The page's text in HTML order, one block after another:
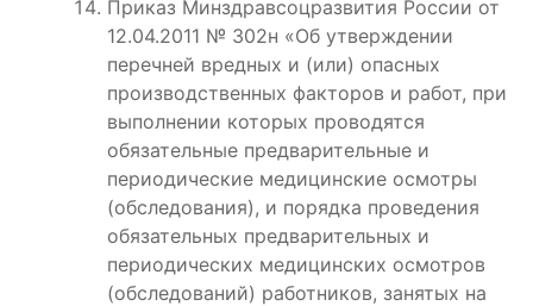
Приказ Минздравсоцразвития России от
12.04.2011 № 302н «Об утверждении
перечней вредных и (или) опасных
производственных факторов и работ, при
выполнении которых проводятся
обязательные предварительные и
периодические медицинские осмотры
(обследования), и порядка проведения
обязательных предварительных и
периодических медицинских осмотров
(обследований) работников, занятых на